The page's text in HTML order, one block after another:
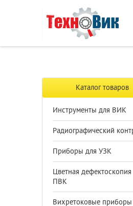
Каталог товаров
Инструменты для ВИК
Радиографический
Приборы для УЗК
Цветная дефектоскопия
ПВК
Вихретоковые приборы